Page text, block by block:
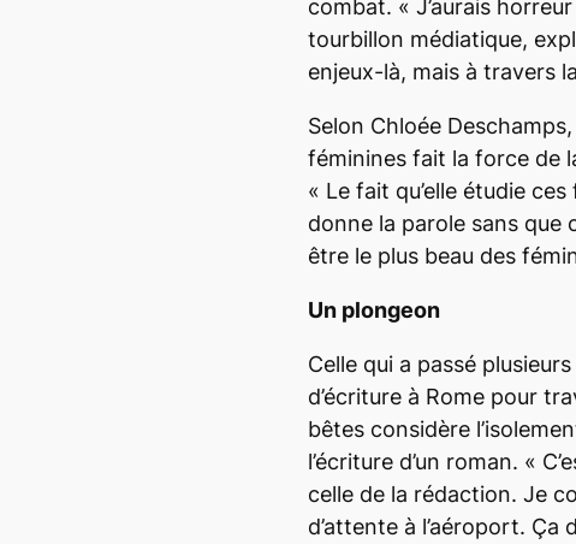
combat. « J’aurais
tourbillon médiatique,
enjeux-là, mais à travers
Selon Chloée
féminines fait la force de
« Le fait qu’elle étudie ces
donne la parole sans que
être le plus beau des
Un plongeon
Celle qui a passé
d’écriture à Rome pour
bêtes considère
l’écriture d’un roman. «
celle de la rédaction. Je
d’attente à l’aéroport. Ça